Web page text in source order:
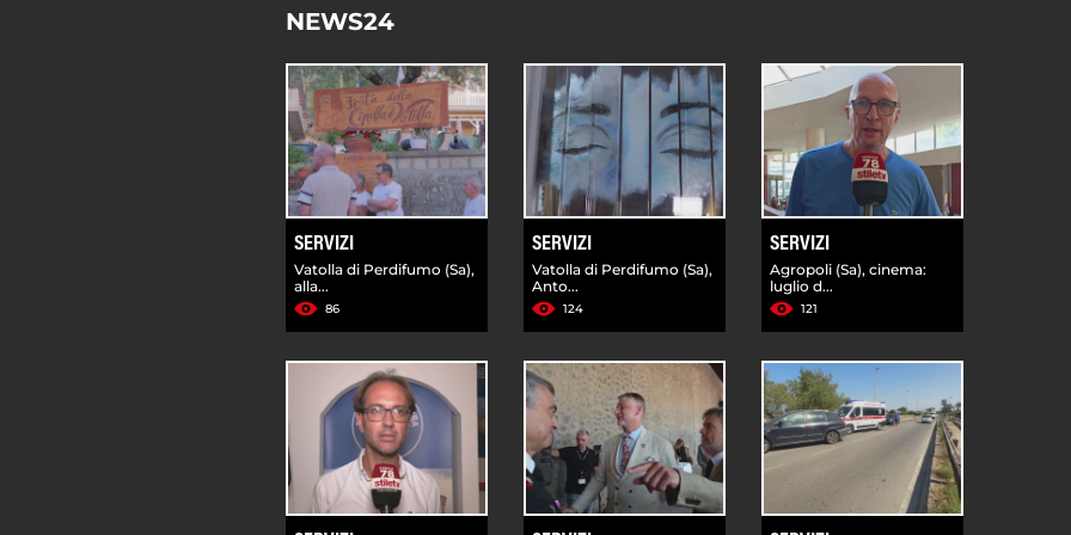
NEWS24
SERVIZI
Vatolla di Perdifumo (Sa),
alla...
86
SERVIZI
Vatolla di Perdifumo (Sa),
Anto...
124
SERVIZI
Agropoli (Sa), cinema:
luglio d...
121